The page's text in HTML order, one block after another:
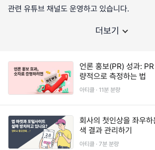
관련 유튜브 채널도 운영하고 있습니다.
더보기
언론 홍보(PR) 성과:
량적으로 측정하는 법
아티클 · 11분 분량
회사의 첫인상을 좌우하
색 결과 관리하기
아티클 · 7분 분량